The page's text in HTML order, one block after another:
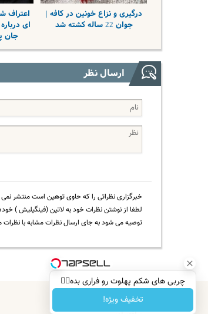
درگیری و نزاع خونین در کافه |
جوان 22 ساله کشته شد
اعتراف
ای
جان
ارسال نظر
خبرگزاری نظراتی را که حاوی توهین است منتشر
لطفا از نوشتن نظرات خود به لاتین (فینگیلیش )
توصیه می شود به جای ارسال نظرات مشابه با
چربی های شکم پهلوت رو فراری بده👌🏻
تخفیف ویژه!
سیاسی